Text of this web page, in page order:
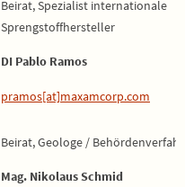
Beirat, Spezialist internationale
Sprengstoffhersteller
DI Pablo Ramos
pramos[at]maxamcorp.com
Beirat, Geologe /
Mag. Nikolaus Schmid